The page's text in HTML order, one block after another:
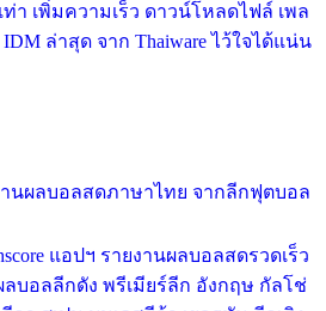
ท่า เพิ่มความเร็ว ดาวน์โหลดไฟล์ เพล
ล่าสุด จาก Thaiware ไว้ใจได้แน่น
านผลบอลสดภาษาไทย จากลีกฟุตบอล
แอปฯ รายงานผลบอลสดรวดเร็ว
บอลลีกดัง พรีเมียร์ลีก อังกฤษ กัลโช่